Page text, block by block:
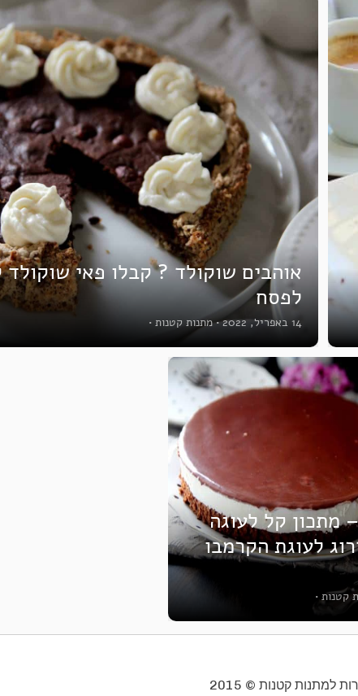
אוהבים שוקולד ? קבלו פאי
לפסח
14 באפריל, 2022 • מתנות קטנות •
מתכון קל לעוגה
לעוגת הקרמבו
קטנות •
למתנות קטנות © 2015